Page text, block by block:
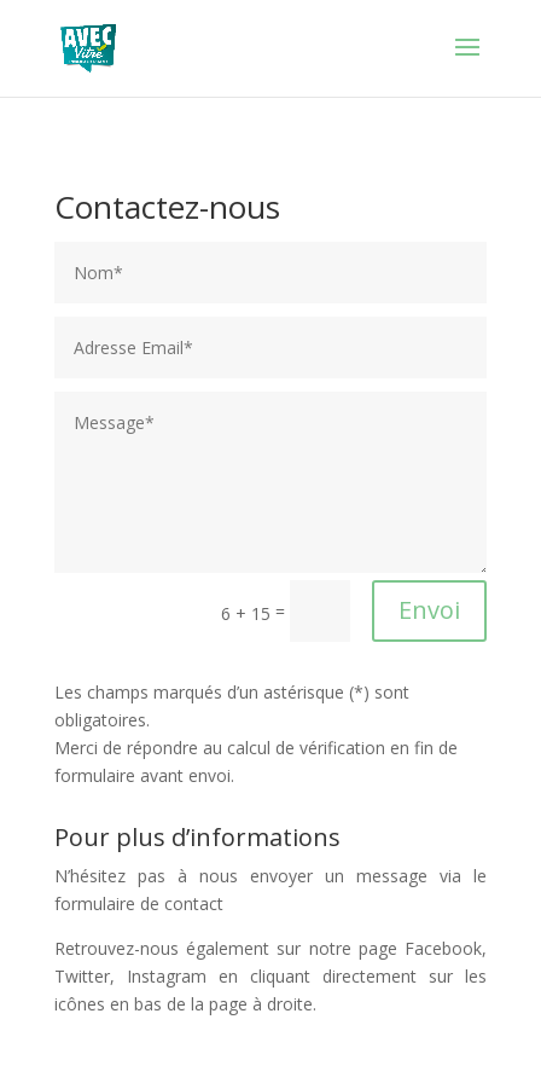
Contactez-nous
6 + 15 = Envoi
Les champs marqués d’un astérisque (*) sont
obligatoires.
Merci de répondre au calcul de vérification en fin de
formulaire avant envoi.
Pour plus d’informations
N’hésitez pas à nous envoyer un message via le
formulaire de contact
Retrouvez-nous également sur notre page Facebook,
Twitter, Instagram en cliquant directement sur les
icônes en bas de la page à droite.